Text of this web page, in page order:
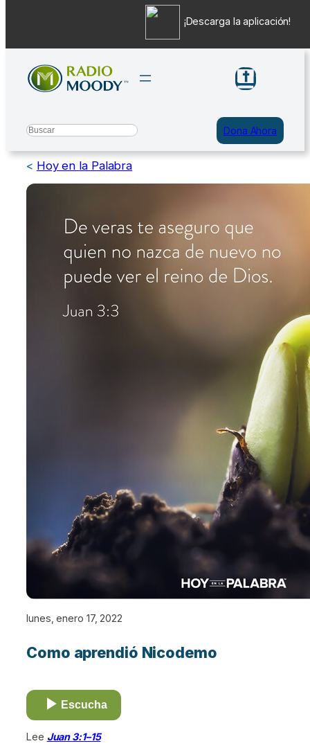
contenido
Search Dona Ahora
< Hoy en la Palabra
lunes, enero 17, 2022
Como aprendió Nicodemo
Escucha
Lee Juan 3:1–15
¡Descarga la aplicación!